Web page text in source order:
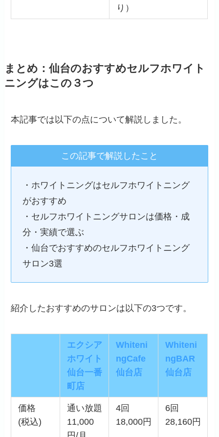
り）
まとめ：仙台のおすすめセルフホワイト
ニングはこの３つ
本記事では以下の点について解説しました。
この記事で解説したこと
・ホワイトニングはセルフホワイトニング
がおすすめ
・セルフホワイトニングサロンは価格・成
分・実績で選ぶ
・仙台でおすすめのセルフホワイトニング
サロン3選
紹介したおすすめのサロンは以下の3つです。
エクシア
ホワイト
仙台一番
町店
Whiteni
ngCafe
仙台店
Whiteni
ngBAR
仙台店
価格
(税込)
通い放題
11,000
4回
18,000円
6回
28,160円